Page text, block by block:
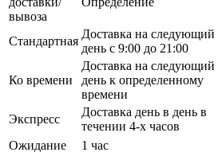
вывоза
Стандартная
Доставка на следующий
день с 9:00 до 21:00
Ко времени
Доставка на следующий
день к определенному
времени
Экспресс
Доставка день в день в
течении 4-х часов
Ожидание
1 час